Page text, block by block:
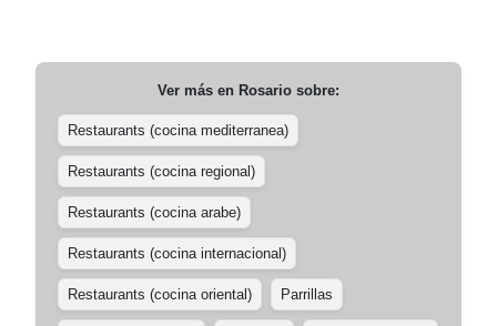
Ver más en Rosario sobre:
Restaurants (cocina mediterranea)
Restaurants (cocina regional)
Restaurants (cocina arabe)
Restaurants (cocina internacional)
Restaurants (cocina oriental) Parrillas